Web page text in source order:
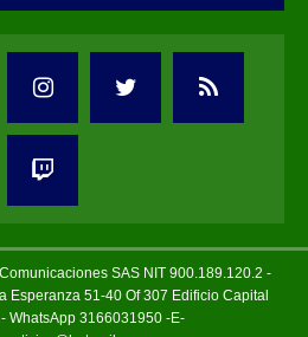
SAS NIT 900.189.120.2 -
Esperanza 51-40 Of 307 Edificio Capital
WhatsApp 3166031950 -E-